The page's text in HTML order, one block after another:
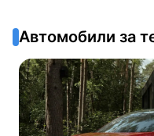
Автомобили за